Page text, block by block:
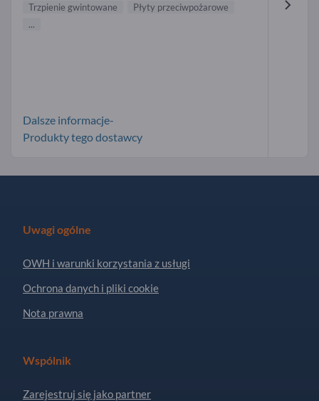
Trzpienie gwintowane
Płyty przeciwpożarowe
...
Dalsze informacje-
Produkty tego dostawcy
Uwagi ogólne
OWH i warunki korzystania z usługi
Ochrona danych i pliki cookie
Nota prawna
Wspólnik
Zarejestruj się jako partner